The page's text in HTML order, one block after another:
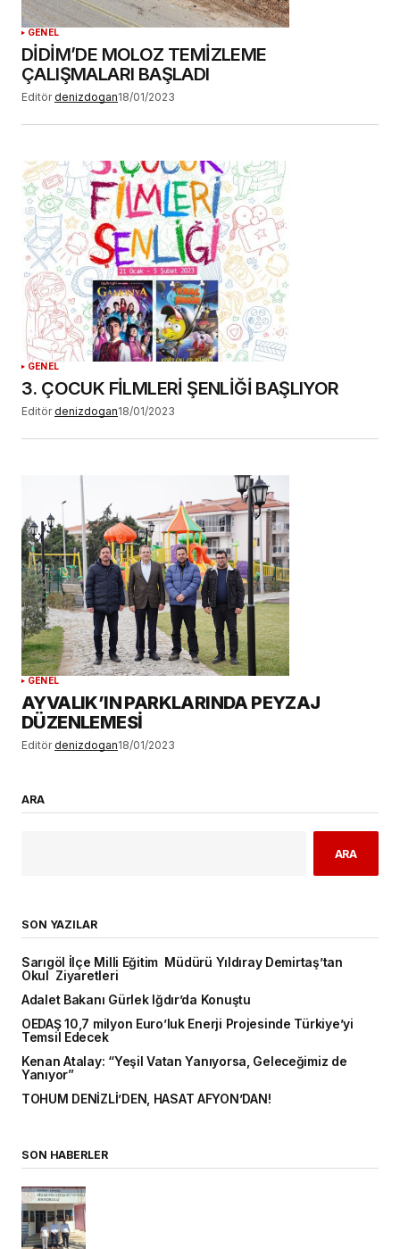
GENEL
DİDİM’DE MOLOZ TEMİZLEME
ÇALIŞMALARI BAŞLADI
Editör denizdogan18/01/2023
GENEL
3. ÇOCUK FİLMLERİ ŞENLİĞİ BAŞLIYOR
Editör denizdogan18/01/2023
GENEL
AYVALIK’IN PARKLARINDA PEYZAJ
DÜZENLEMESİ
Editör denizdogan18/01/2023
ARA
ARA
SON YAZILAR
Sarıgöl İlçe Milli Eğitim Müdürü Yıldıray Demirtaş’tan
Okul Ziyaretleri
Adalet Bakanı Gürlek Iğdır’da Konuştu
OEDAŞ 10,7 milyon Euro’luk Enerji Projesinde Türkiye’yi
Temsil Edecek
Kenan Atalay: “Yeşil Vatan Yanıyorsa, Geleceğimiz de
Yanıyor”
TOHUM DENİZLİ’DEN, HASAT AFYON’DAN!
SON HABERLER